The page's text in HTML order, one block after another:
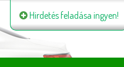
Hirdetés feladása ingyen!